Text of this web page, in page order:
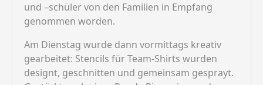
und –schüler von den Familien in Empfang
genommen worden.
Am Dienstag wurde dann vormittags kreativ
gearbeitet: Stencils für Team-Shirts wurden
designt, geschnitten und gemeinsam gesprayt.